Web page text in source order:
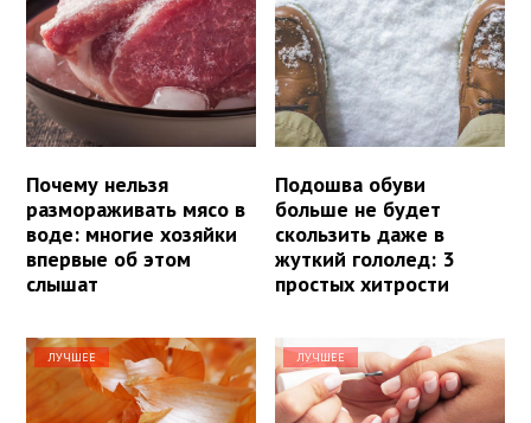
Почему нельзя
размораживать мясо в
воде: многие хозяйки
впервые об этом
слышат
Подошва обуви
больше не будет
скользить даже в
жуткий гололед: 3
простых хитрости
ЛУЧШЕЕ ЛУЧШЕЕ